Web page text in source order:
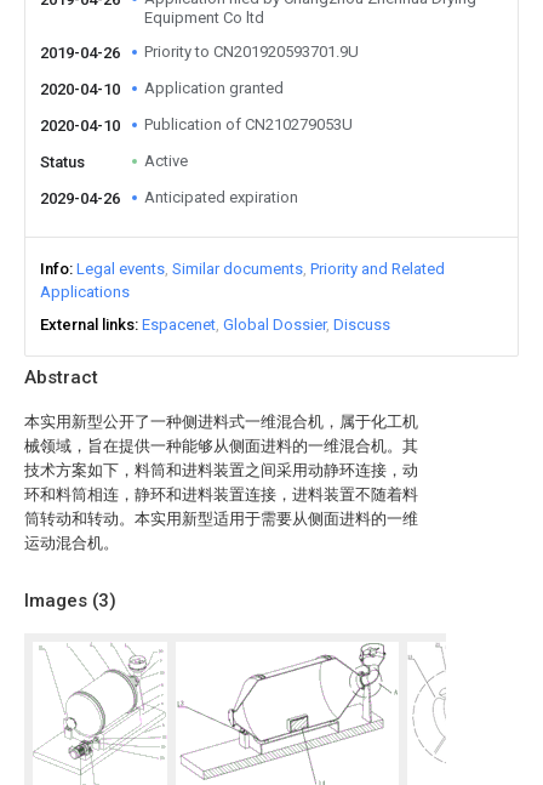
Abstract
本实用新型公开了一种侧进料式一维混合机，属于化工机
械领域，旨在提供一种能够从侧面进料的一维混合机。其
技术方案如下，料筒和进料装置之间采用动静环连接，动
环和料筒相连，静环和进料装置连接，进料装置不随着料
筒转动和转动。本实用新型适用于需要从侧面进料的一维
运动混合机。
Images (3)
Equipment Co ltd
2019-04-26
Priority to CN201920593701.9U
2020-04-10 Application granted
2020-04-10 Publication of CN210279053U
Status Active
2029-04-26 Anticipated expiration
Info Legal events Similar documents Priority and Related
Applications
External links Espacenet Global Dossier Discuss